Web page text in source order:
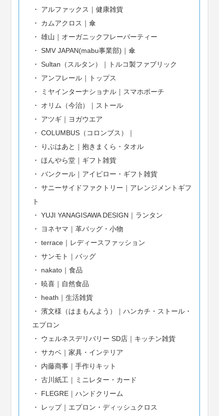
アルファックス｜健康雑貨
カムアクロス｜傘
雄山｜オーガニックフレーバーティー
SMV JAPAN(mabu事業部)｜傘
Sultan（スルタン）｜トルコ製ファブリック
アンフレール｜トップス
ミヤインターナショナル｜スマホポーチ
オリム（今治）｜ストール
アツギ｜ヨガウエア
COLUMBUS（コロンブス）｜
りぶはあと｜抱きまくら・タオル
ほんやら堂｜ギフト雑貨
バンクール｜アイピロー・ギフト雑貨
サニーサイドファクトリー｜アレンジメントギフ
ト
YUJI YANAGISAWA DESIGN｜ランタン
ヨネヤマ｜革バッグ・小物
terrace｜レディースファッション
サンモト｜バッグ
nakato｜食品
暁喜｜自然食品
heath｜生活雑貨
濱文様（はまもんよう）｜ハンカチ・ストール・
エプロン
ウェルネスデリバリー SD店｜キッチン雑貨
サカベ｜家具・インテリア
内藤商事｜手作りキット
古川紙工｜ミニレター・カード
FLEGRE｜ハンドクリーム
レップ｜エプロン・ディッシュクロス